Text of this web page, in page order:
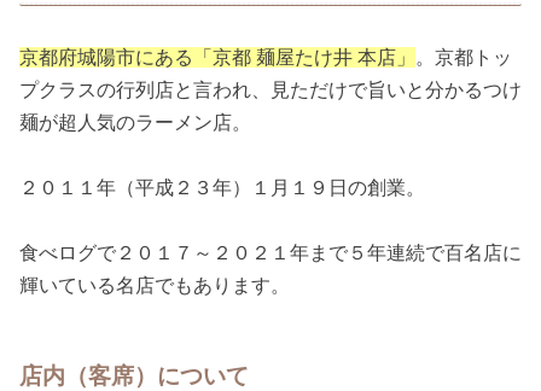
京都府城陽市にある「京都 麺屋たけ井 本店」
。京都トッ
プクラスの行列店と言われ、見ただけで旨いと分かるつけ
麺が超人気のラーメン店。
２０１１年（平成２３年）１月１９日の創業。
食べログで２０１７～２０２１年まで５年連続で百名店に
輝いている名店でもあります。
店内（客席）について